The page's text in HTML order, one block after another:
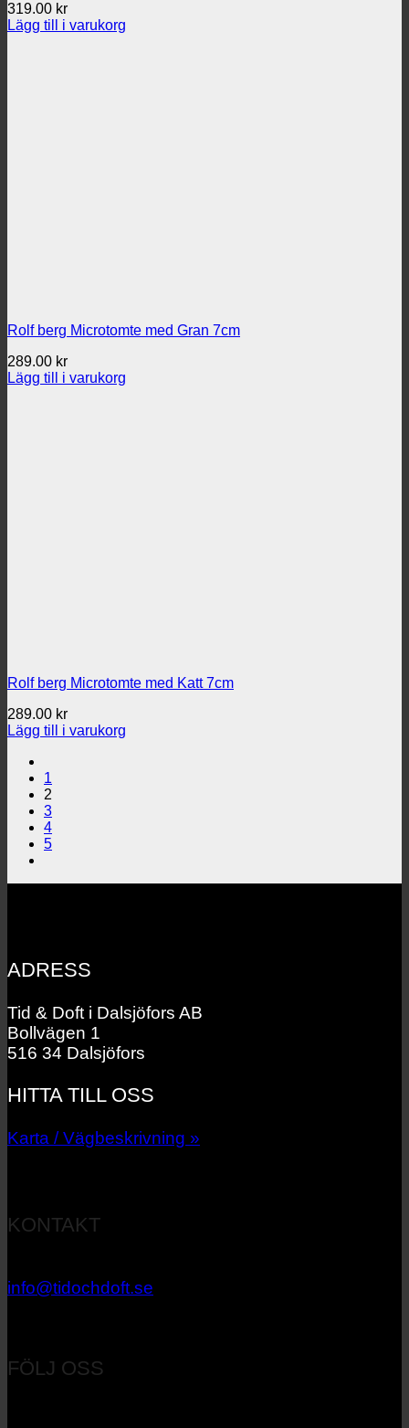
319.00 kr
Lägg till i varukorg
Rolf berg Microtomte med Gran 7cm
289.00 kr
Lägg till i varukorg
Rolf berg Microtomte med Katt 7cm
289.00 kr
Lägg till i varukorg
1
2
3
4
5
ADRESS
Tid & Doft i Dalsjöfors AB
Bollvägen 1
516 34 Dalsjöfors
HITTA TILL OSS
Karta / Vägbeskrivning »
KONTAKT
info@tidochdoft.se
FÖLJ OSS